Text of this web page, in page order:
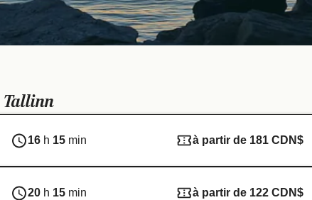
Tallinn
16h 15min à partir de 181 CDN$
20h 15min à partir de 122 CDN$